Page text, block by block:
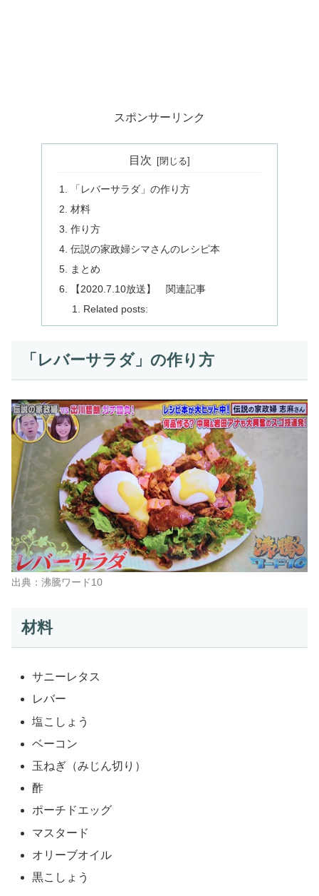
スポンサーリンク
目次
「レバーサラダ」の作り方
材料
作り方
伝説の家政婦シマさんのレシピ本
まとめ
【2020.7.10放送】 関連記事
Related posts:
「レバーサラダ」の作り方
出典：沸騰ワード10
材料
サニーレタス
レバー
塩こしょう
ベーコン
玉ねぎ（みじん切り）
酢
ポーチドエッグ
マスタード
オリーブオイル
黒こしょう